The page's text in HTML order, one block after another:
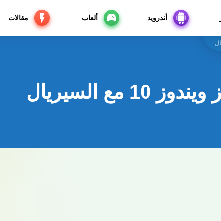
أندرويد ألعاب مقالات
السيريال